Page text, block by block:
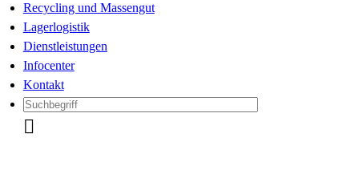
Recycling und Massengut
Lagerlogistik
Dienstleistungen
Infocenter
Kontakt
